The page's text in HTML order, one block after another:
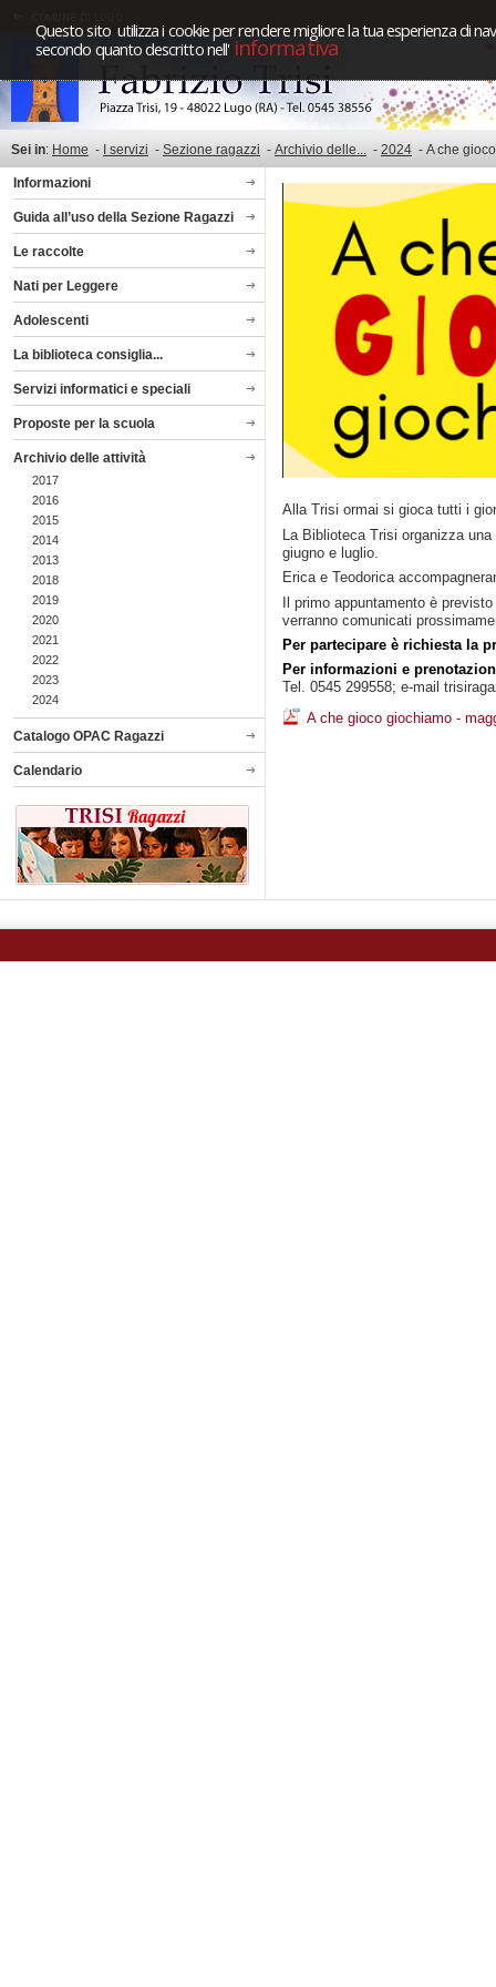
Questo sito utilizza i cookie per rendere migliore la tua esperienza di
secondo quanto descritto nell'informativa
Sei in: Home - I servizi - Sezione ragazzi - Archivio delle... - 2024 - A che
Informazioni
Guida all’uso della Sezione Ragazzi
Le raccolte
Nati per Leggere
Adolescenti
La biblioteca consiglia...
Servizi informatici e speciali
Proposte per la scuola
Archivio delle attività
2017
2016
2015
2014
2013
2018
2019
2020
2021
2022
2023
2024
Catalogo OPAC Ragazzi
Calendario
Alla Trisi ormai si gioca tutti i
La Biblioteca Trisi organizza
giugno e luglio.
Erica e Teodorica
Il primo appuntamento è
verranno comunicati
Per partecipare è richiesta la
Per informazioni e
Tel. 0545 299558; e-mail
A che gioco giochiamo -